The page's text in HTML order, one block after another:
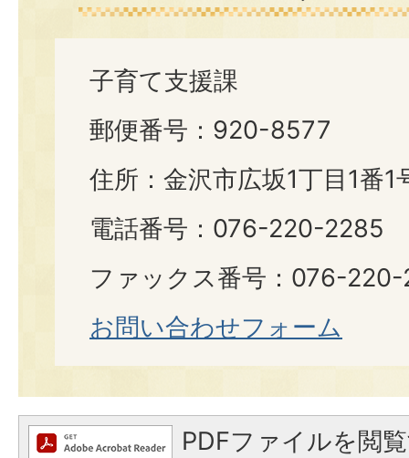
子育て支援課
郵便番号：920-8577
住所：金沢市広坂1丁目1番1
電話番号：076-220-2285
ファックス番号：076-
お問い合わせフォーム
PDFファイルを閲